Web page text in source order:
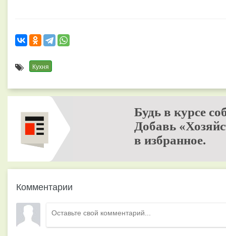
Кухня
Будь в курсе
Добавь
в избранное.
Комментарии